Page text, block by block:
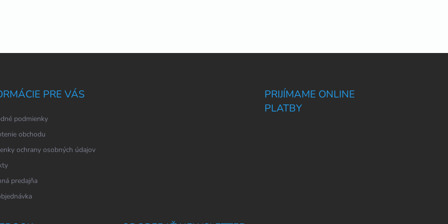
PRE VÁS
podmienky
obchodu
ochrany osobných údajov
predajňa
PRIJÍMAME ONLINE
PLATBY